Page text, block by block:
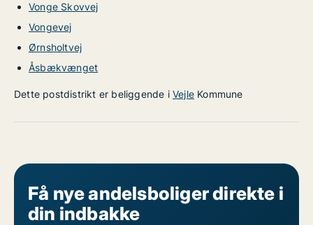
Vonge Skovvej
Vongevej
Ørnsholtvej
Åsbækvænget
Dette postdistrikt er beliggende i Vejle Kommune
Få nye andelsboliger direkte i
din indbakke